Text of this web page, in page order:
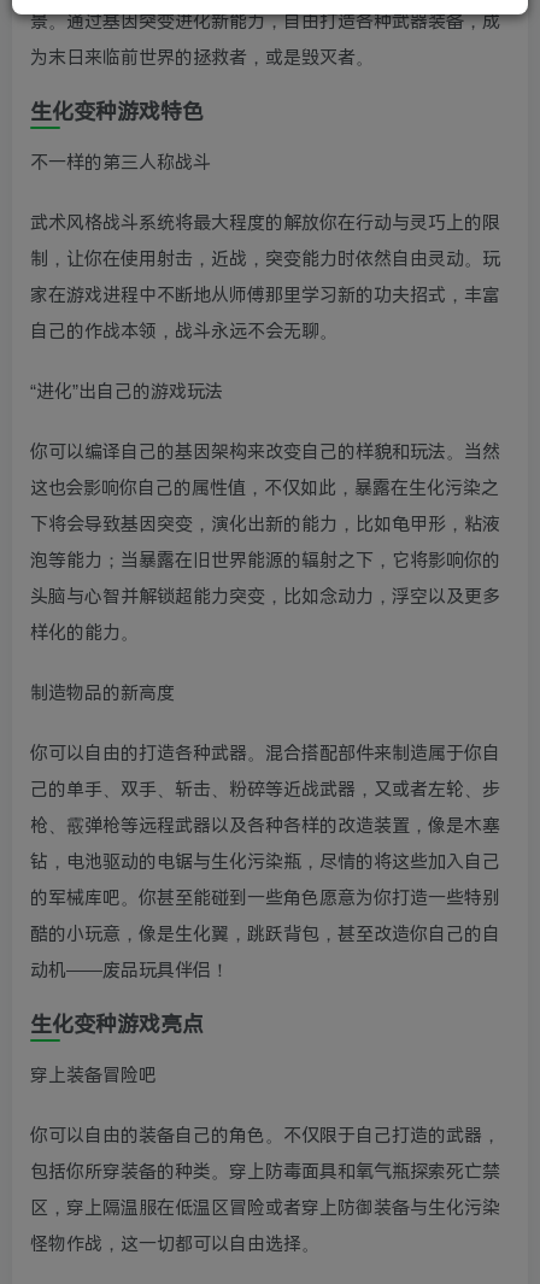
景。通过基因突变进化新能力，自由打造各种武器装备，成
为末日来临前世界的拯救者，或是毁灭者。
生化变种游戏特色
不一样的第三人称战斗
武术风格战斗系统将最大程度的解放你在行动与灵巧上的限
制，让你在使用射击，近战，突变能力时依然自由灵动。玩
家在游戏进程中不断地从师傅那里学习新的功夫招式，丰富
自己的作战本领，战斗永远不会无聊。
“进化”出自己的游戏玩法
你可以编译自己的基因架构来改变自己的样貌和玩法。当然
这也会影响你自己的属性值，不仅如此，暴露在生化污染之
下将会导致基因突变，演化出新的能力，比如龟甲形，粘液
泡等能力；当暴露在旧世界能源的辐射之下，它将影响你的
头脑与心智并解锁超能力突变，比如念动力，浮空以及更多
样化的能力。
制造物品的新高度
你可以自由的打造各种武器。混合搭配部件来制造属于你自
己的单手、双手、斩击、粉碎等近战武器，又或者左轮、步
枪、霰弹枪等远程武器以及各种各样的改造装置，像是木塞
钻，电池驱动的电锯与生化污染瓶，尽情的将这些加入自己
的军械库吧。你甚至能碰到一些角色愿意为你打造一些特别
酷的小玩意，像是生化翼，跳跃背包，甚至改造你自己的自
动机——废品玩具伴侣！
生化变种游戏亮点
穿上装备冒险吧
你可以自由的装备自己的角色。不仅限于自己打造的武器，
包括你所穿装备的种类。穿上防毒面具和氧气瓶探索死亡禁
区，穿上隔温服在低温区冒险或者穿上防御装备与生化污染
怪物作战，这一切都可以自由选择。